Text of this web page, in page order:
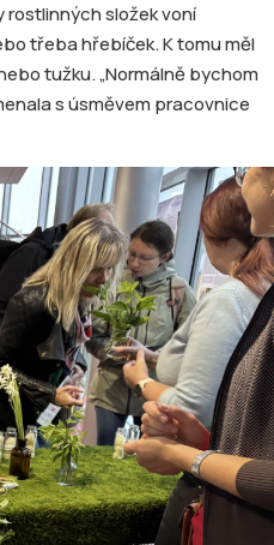
rostlinných složek voní
třeba hřebíček. K tomu měl
tužku. „Normálně bychom
s úsměvem pracovnice